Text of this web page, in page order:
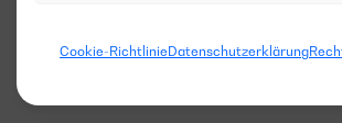
Cookie-RichtlinieDatenschutzerklärung